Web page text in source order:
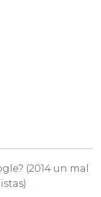
(2014 un mal